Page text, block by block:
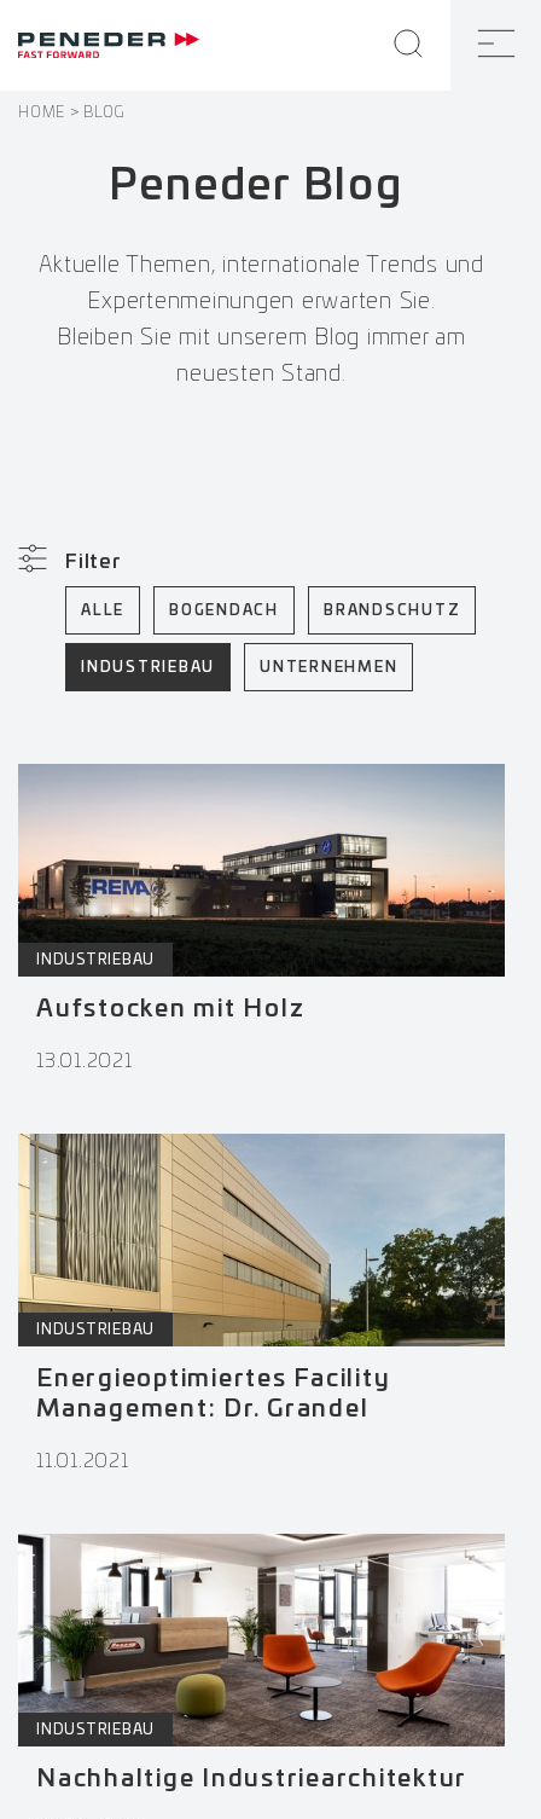
HOME BLOG
Peneder Blog
Aktuelle Themen, internationale Trends und
Expertenmeinungen erwarten Sie.
Bleiben Sie mit unserem Blog immer am
neuesten Stand.
Filter
ALLE BOGENDACH BRANDSCHUTZ
INDUSTRIEBAU UNTERNEHMEN
INDUSTRIEBAU
Aufstocken mit Holz
13.01.2021
INDUSTRIEBAU
Energieoptimiertes Facility
Management: Dr. Grandel
11.01.2021
INDUSTRIEBAU
Nachhaltige Industriearchitektur